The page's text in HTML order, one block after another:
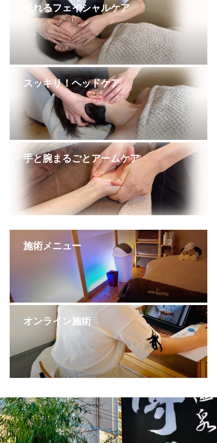
眠れるフェイシャルケア
スッキリ！ヘッドケア
手と腕まるごとアームケア
施術メニュー
オンライン施術